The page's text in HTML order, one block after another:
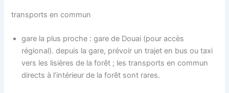
transports en commun
gare la plus proche : gare de Douai (pour accès
régional). depuis la gare, prévoir un trajet en bus ou taxi
vers les lisières de la forêt ; les transports en commun
directs à l’intérieur de la forêt sont rares.